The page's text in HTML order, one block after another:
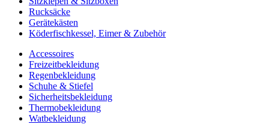
Rucksäcke
Gerätekästen
Köderfischkessel, Eimer & Zubehör
Accessoires
Freizeitbekleidung
Regenbekleidung
Schuhe & Stiefel
Sicherheitsbekleidung
Thermobekleidung
Watbekleidung